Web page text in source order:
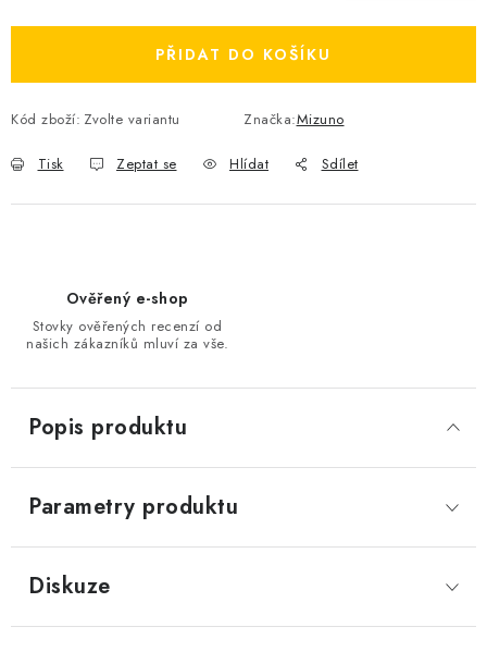
Moje objednávka
Jak vyměnit nebo vrátit zboží
Jak reklamovat
Obchodní podmínky
Velikostní tabulky
PŘIDAT DO KOŠÍKU
Kód zboží: Zvolte variantu Značka:Mizuno
Tisk Zeptat se Hlídat Sdílet
Ověřený e-shop
Stovky ověřených recenzí od
našich zákazníků mluví za vše.
Popis produktu
Parametry produktu
Diskuze